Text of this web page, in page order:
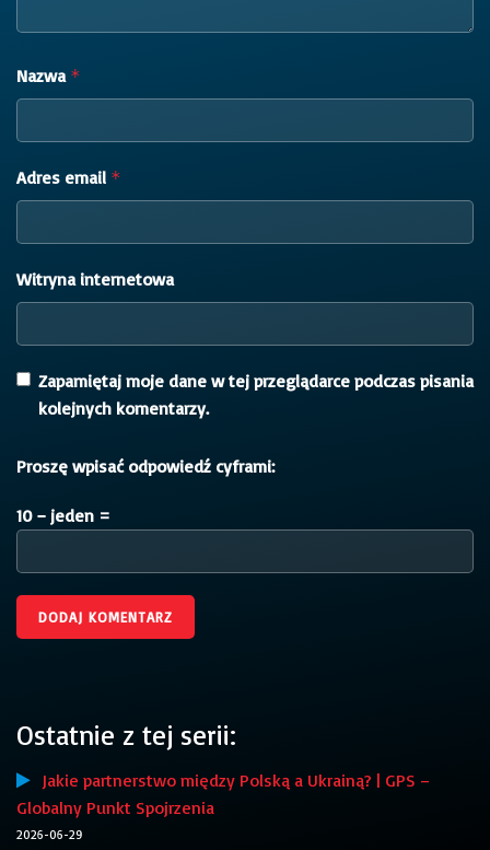
Nazwa *
Adres email *
Witryna internetowa
Zapamiętaj moje dane w tej przeglądarce podczas pisania
kolejnych komentarzy.
Proszę wpisać odpowiedź cyframi:
10 − jeden =
Ostatnie z tej serii:
Jakie partnerstwo między Polską a Ukrainą? | GPS –
Globalny Punkt Spojrzenia
2026-06-29